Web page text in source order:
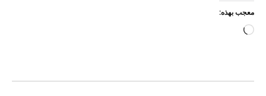
معجب بهذه:
جاري